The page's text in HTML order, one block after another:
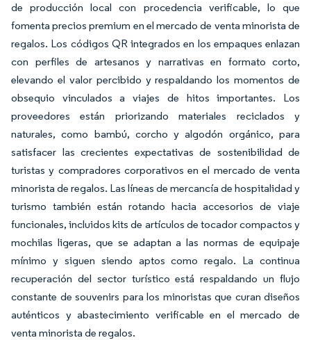
de producción local con procedencia verificable, lo que
fomenta precios premium en el mercado de venta minorista de
regalos. Los códigos QR integrados en los empaques enlazan
con perfiles de artesanos y narrativas en formato corto,
elevando el valor percibido y respaldando los momentos de
obsequio vinculados a viajes de hitos importantes. Los
proveedores están priorizando materiales reciclados y
naturales, como bambú, corcho y algodón orgánico, para
satisfacer las crecientes expectativas de sostenibilidad de
turistas y compradores corporativos en el mercado de venta
minorista de regalos. Las líneas de mercancía de hospitalidad y
turismo también están rotando hacia accesorios de viaje
funcionales, incluidos kits de artículos de tocador compactos y
mochilas ligeras, que se adaptan a las normas de equipaje
mínimo y siguen siendo aptos como regalo. La continua
recuperación del sector turístico está respaldando un flujo
constante de souvenirs para los minoristas que curan diseños
auténticos y abastecimiento verificable en el mercado de
venta minorista de regalos.